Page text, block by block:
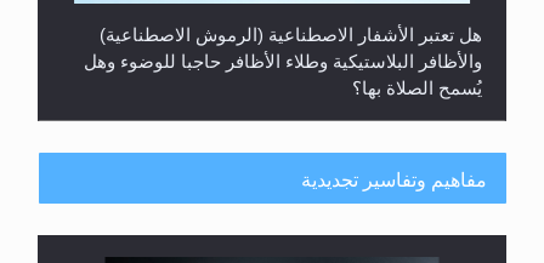
هل تعتبر الأشفار الاصطناعية (الرموش الاصطناعية)
والأظافر البلاستيكية وطلاء الأظافر حاجبا للوضوء وهل
يُسمح الصلاة بها؟
مفاهيم وتفاسير تجديدية